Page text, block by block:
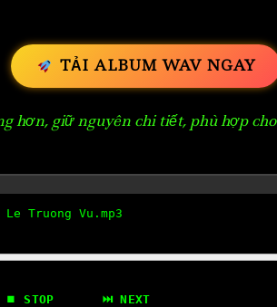
TẢI ALBUM WAV NGAY
hơn, giữ nguyên chi tiết, phù hợp
Le Truong Vu.mp3
⏹ STOP ⏭ NEXT